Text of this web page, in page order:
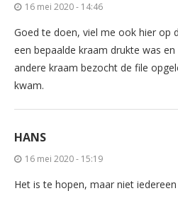
16 mei 2020 - 14:46
Goed te doen, viel me ook hier op
een bepaalde kraam drukte was
andere kraam bezocht de file
kwam.
HANS
16 mei 2020 - 15:19
Het is te hopen, maar niet